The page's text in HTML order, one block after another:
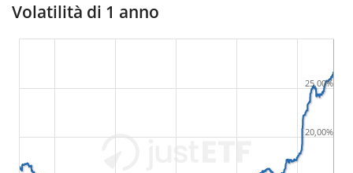
Volatilità di 1 anno
20,00%
25,00%